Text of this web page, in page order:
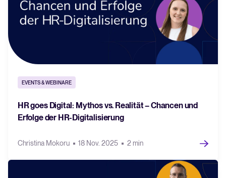
EVENTS & WEBINARE
HR goes Digital: Mythos vs. Realität – Chancen und
Erfolge der HR-Digitalisierung
Christina Mokoru 18 Nov. 2025 2 min